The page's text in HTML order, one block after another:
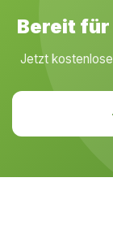
Bereit
Jetzt